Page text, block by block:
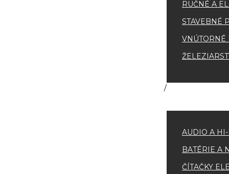
RUČNÉ A
STAVEBNÉ
VNÚTORNÉ
AUDIO A
BATÉRIE A
ČÍTAČKY